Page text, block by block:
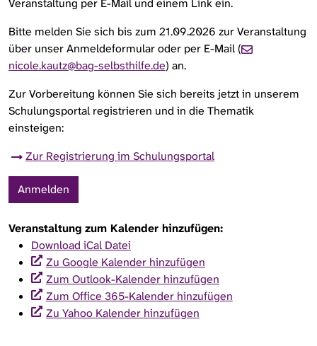
Veranstaltung per E-Mail und einem Link ein.
Bitte melden Sie sich bis zum 21.09.2026 zur Veranstaltung
über unser Anmeldeformular oder per E-Mail (
nicole.kautz@bag-selbsthilfe.de) an.
Zur Vorbereitung können Sie sich bereits jetzt in unserem
Schulungsportal registrieren und in die Thematik
einsteigen:
Zur Registrierung im Schulungsportal
Anmelden
Veranstaltung zum Kalender hinzufügen:
Download iCal Datei
Zu Google Kalender hinzufügen
Zum Outlook-Kalender hinzufügen
Zum Office 365-Kalender hinzufügen
Zu Yahoo Kalender hinzufügen